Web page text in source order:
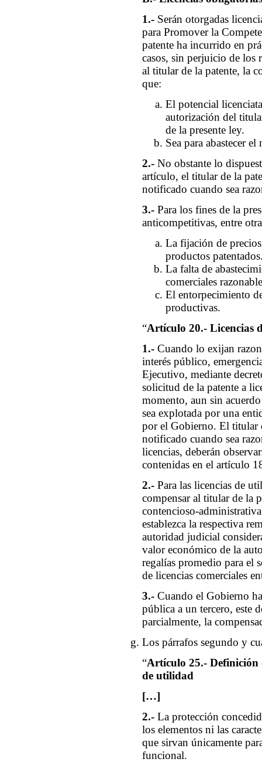
1.- Serán otorgadas
para Promover la
patente ha incurrido en
casos, sin perjuicio de los
al titular de la patente, la
que:
El potencial
autorización del
de la presente ley.
Sea para abastecer
2.- No obstante lo
artículo, el titular de la
notificado cuando sea
3.- Para los fines de la
anticompetitivas, entre
La fijación de
productos
La falta de
comerciales
El entorpecimiento
productivas.
“Artículo 20.- Licencias
1.- Cuando lo exijan
interés público,
Ejecutivo, mediante
solicitud de la patente a
momento, aun sin
sea explotada por una
por el Gobierno. El titular
notificado cuando sea
licencias, deberán
contenidas en el artículo
2.- Para las licencias de
compensar al titular de la
contencioso-
establezca la respectiva
autoridad judicial
valor económico de la
regalías promedio para el
de licencias comerciales
3.- Cuando el Gobierno
pública a un tercero, este
parcialmente, la
Los párrafos segundo y
“Artículo 25.- Definición
de utilidad
[…]
2.- La protección
los elementos ni las
que sirvan únicamente
funcional.